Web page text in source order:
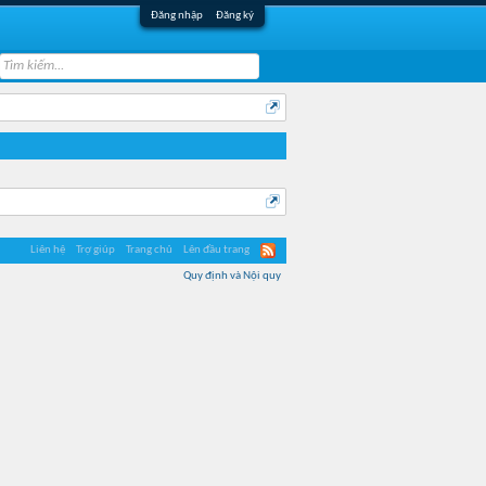
Đăng nhập Đăng ký
Liên hệ Trợ giúp Trang chủ Lên đầu trang
Quy định và Nội quy